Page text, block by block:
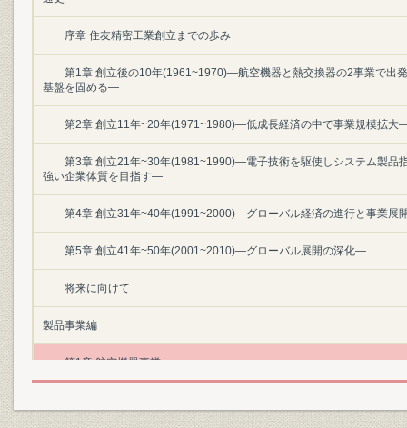
序章 住友精密工業創立までの歩み
第1章 創立後の10年(1961~1970)―航空機器と熱交換器の2事業で出
基盤を固める―
第2章 創立11年~20年(1971~1980)―低成長経済の中で事業規模拡大
第3章 創立21年~30年(1981~1990)―電子技術を駆使しシステム製品
強い企業体質を目指す―
第4章 創立31年~40年(1991~2000)―グローバル経済の進行と事業展
第5章 創立41年~50年(2001~2010)―グローバル展開の深化―
将来に向けて
製品事業編
第1章 航空機器事業